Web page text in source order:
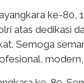
ke-80,
atas dedikasi
Semoga